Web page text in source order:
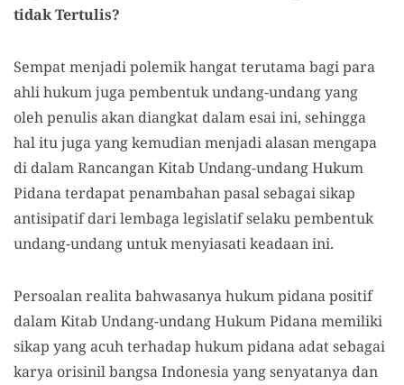
tidak Tertulis?
Sempat menjadi polemik hangat terutama bagi para
ahli hukum juga pembentuk undang-undang yang
oleh penulis akan diangkat dalam esai ini, sehingga
hal itu juga yang kemudian menjadi alasan mengapa
di dalam Rancangan Kitab Undang-undang Hukum
Pidana terdapat penambahan pasal sebagai sikap
antisipatif dari lembaga legislatif selaku pembentuk
undang-undang untuk menyiasati keadaan ini.
Persoalan realita bahwasanya hukum pidana positif
dalam Kitab Undang-undang Hukum Pidana memiliki
sikap yang acuh terhadap hukum pidana adat sebagai
karya orisinil bangsa Indonesia yang senyatanya dan